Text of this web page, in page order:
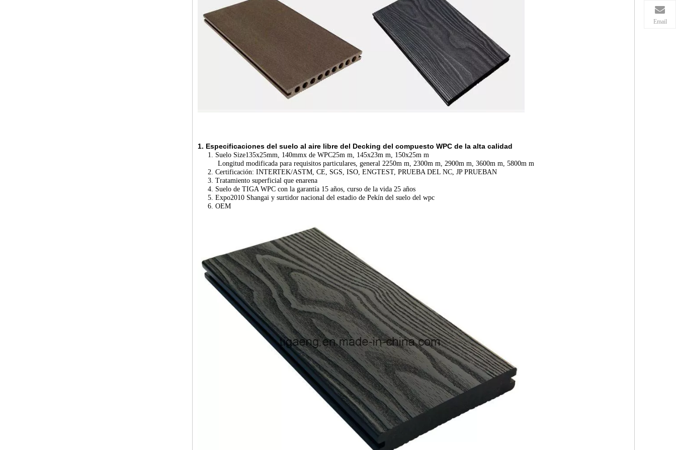
1. Especificaciones del suelo al aire libre del Decking del compuesto WPC de la alta calidad
1. Suelo Size135x25mm, 140mmx de WPC25m m, 145x23m m, 150x25m m
Longitud modificada para requisitos particulares, general 2250m m, 2300m m, 2900m m, 3600m m, 5800m m
2. Certificación: INTERTEK/ASTM, CE, SGS, ISO, ENGTEST, PRUEBA DEL NC, JP PRUEBAN
3. Tratamiento superficial que enarena
4. Suelo de TIGA WPC con la garantía 15 años, curso de la vida 25 años
5. Expo2010 Shangai y surtidor nacional del estadio de Pekín del suelo del wpc
6. OEM
Email